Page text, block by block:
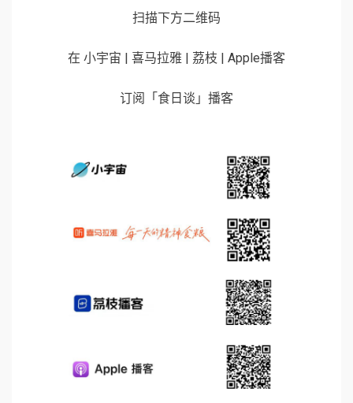
扫描下方二维码
在 小宇宙 | 喜马拉雅 | 荔枝 | Apple播客
订阅「食日谈」播客